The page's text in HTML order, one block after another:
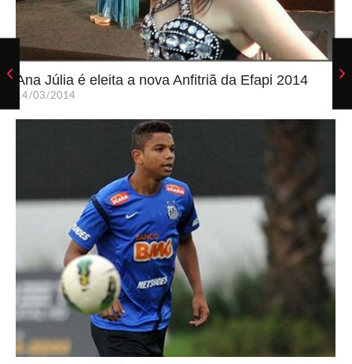
Ana Júlia é eleita a nova Anfitriã da Efapi 2014
14/03/2014